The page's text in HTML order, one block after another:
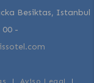
Besiktas, Istanbul
00-
| Aviso Legal |